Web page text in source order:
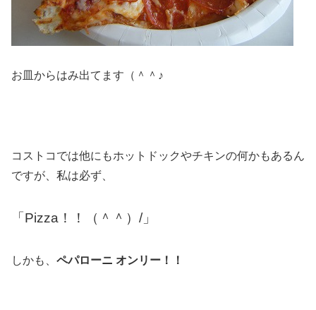
お皿からはみ出てます（＾＾♪
コストコでは他にもホットドックやチキンの何かもあるん
ですが、私は必ず、
「Pizza！！（＾＾）/」
しかも、 ペパローニ オンリー！！